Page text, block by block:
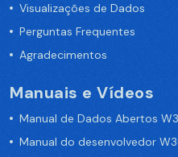
Visualizações de Dados
Perguntas Frequentes
Agradecimentos
Manuais e Vídeos
Manual de Dados Abertos
Manual do desenvolvedor